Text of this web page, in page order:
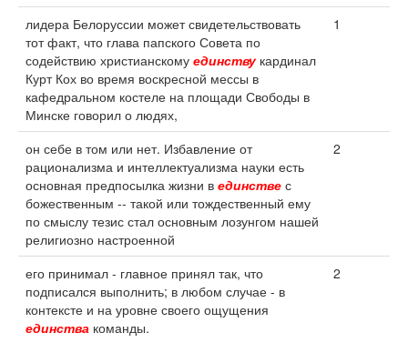
лидера Белоруссии может свидетельствовать
тот факт, что глава папского Совета по
содействию христианскому единствукардинал
Курт Кох во время воскресной мессы в
кафедральном костеле на площади Свободы в
Минске говорил о людях,
1
он себе в том или нет. Избавление от
рационализма и интеллектуализма науки есть
основная предпосылка жизни в единстве с
божественным -- такой или тождественный ему
по смыслу тезис стал основным лозунгом нашей
религиозно настроенной
2
его принимал - главное принял так, что
подписался выполнить; в любом случае - в
контексте и на уровне своего ощущения
единства команды.
2